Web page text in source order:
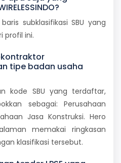
subklasifikasi SBU yang
profil ini.
tipe badan usaha
kode SBU yang terdaftar,
sebagai: Perusahaan
Jasa Konstruksi. Hero
memakai ringkasan
klasifikasi tersebut.